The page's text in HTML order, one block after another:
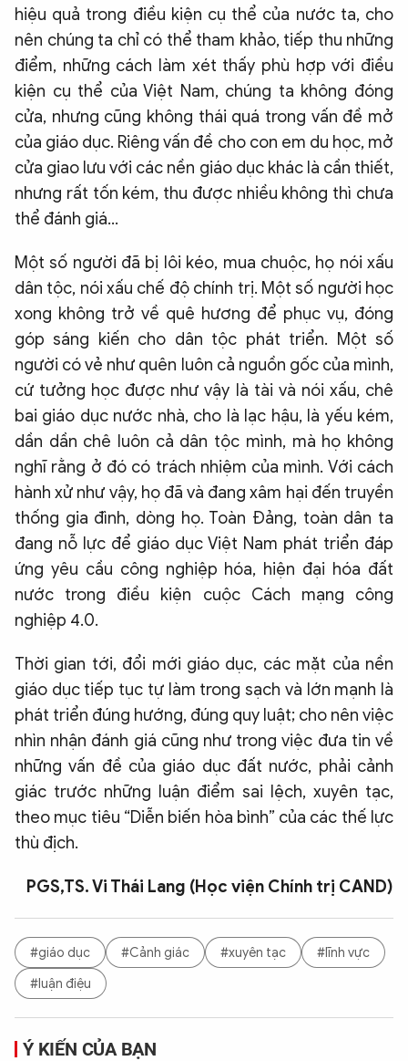
hiệu quả trong điều kiện cụ thể của nước ta, cho
nên chúng ta chỉ có thể tham khảo, tiếp thu những
điểm, những cách làm xét thấy phù hợp với điều
kiện cụ thể của Việt Nam, chúng ta không đóng
cửa, nhưng cũng không thái quá trong vấn đề mở
của giáo dục. Riêng vấn đề cho con em du học, mở
cửa giao lưu với các nền giáo dục khác là cần thiết,
nhưng rất tốn kém, thu được nhiều không thì chưa
thể đánh giá…
Một số người đã bị lôi kéo, mua chuộc, họ nói xấu
dân tộc, nói xấu chế độ chính trị. Một số người học
xong không trở về quê hương để phục vụ, đóng
góp sáng kiến cho dân tộc phát triển. Một số
người có vẻ như quên luôn cả nguồn gốc của mình,
cứ tưởng học được như vậy là tài và nói xấu, chê
bai giáo dục nước nhà, cho là lạc hậu, là yếu kém,
dần dần chê luôn cả dân tộc mình, mà họ không
nghĩ rằng ở đó có trách nhiệm của mình. Với cách
hành xử như vậy, họ đã và đang xâm hại đến truyền
thống gia đình, dòng họ. Toàn Đảng, toàn dân ta
đang nỗ lực để giáo dục Việt Nam phát triển đáp
ứng yêu cầu công nghiệp hóa, hiện đại hóa đất
nước trong điều kiện cuộc Cách mạng công
nghiệp 4.0.
Thời gian tới, đổi mới giáo dục, các mặt của nền
giáo dục tiếp tục tự làm trong sạch và lớn mạnh là
phát triển đúng hướng, đúng quy luật; cho nên việc
nhìn nhận đánh giá cũng như trong việc đưa tin về
những vấn đề của giáo dục đất nước, phải cảnh
giác trước những luận điểm sai lệch, xuyên tạc,
theo mục tiêu “Diễn biến hòa bình” của các thế lực
thù địch.
PGS,TS. Vi Thái Lang (Học viện Chính trị CAND)
#giáo dục #Cảnh giác #xuyên tạc
#lĩnh vực
#luận điệu
Ý KIẾN CỦA BẠN